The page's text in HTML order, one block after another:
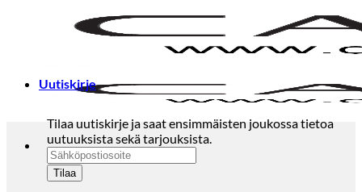
Uutiskirje
Tilaa uutiskirje ja saat ensimmäisten joukossa tietoa
uutuuksista sekä tarjouksista.